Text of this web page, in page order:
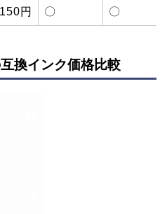
円 〇 〇
換インク価格比較